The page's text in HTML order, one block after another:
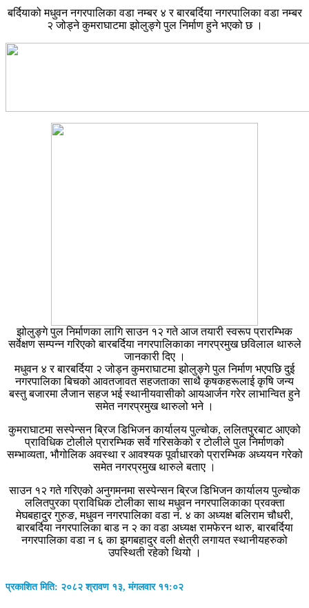
बर्दियाको मधुवन नगरपालिका वडा नम्बर ४ र बारबर्दिया नगरपालिका वडा नम्बर
२ जोड्ने कुमराघाटमा झोलुङ्गे पुल निर्माण हुने भएको छ ।
झोलुङ्गे पुल निर्माणका लागि साउन १२ गते आज तयारी स्वरूप प्रारम्भिक
सर्वेक्षण सम्पन्न गरिएको बारबर्दिया नगरपालिकाका नगरप्रमुख छविलाल थारुले
जानकारी दिए ।
मधुवन ४ र बारबर्दिया २ जोड्न कुमराघाटमा झोलुङ्गे पुल निर्माण भएपछि दुई
नगरपालिका बिचको आवतजावत सहजताका साथै कृषकहरूलाई कृषि जन्य
बस्तु बजारमा लैजान सहज भई स्थानीयवासीको आयआर्जन गरेर लाभान्वित हुने
समेत नगरप्रमुख थारुलो भने ।
कुमराघाटमा सस्पेन्सन ब्रिज डिभिजन कार्यालय पुल्चोक, ललितपुरबाट आएको
प्राविधिक टोलीले प्रारम्भिक सर्वे गरिसकेको र टोलीले पुल निर्माणको
सम्भाव्यता, भौगोलिक अवस्था र आवश्यक पूर्वाधारको प्रारम्भिक अध्ययन गरेको
समेत नगरप्रमुख थारुले बताए ।
साउन १२ गते गरिएको अनुगमनमा सस्पेन्सन ब्रिज डिभिजन कार्यालय पुल्चोक
ललितपुरका प्राविधिक टोलीका साथ मधुवन नगरपालिकाका प्रवक्ता
मेघबहादुर गुरुङ, मधुवन नगरपालिका वडा नं. ४ का अध्यक्ष बलिराम चौधरी,
बारबर्दिया नगरपालिका बाड न २ का वडा अध्यक्ष रामफेरन थारु, बारबर्दिया
नगरपालिका वडा न ६ का झगबहादुर वली क्षेत्री लगायत स्थानीयहरुको
उपस्थिती रहेको थियो ।
प्रकाशित मिति: २०८२ श्रावण १३, मंगलवार ११:०२